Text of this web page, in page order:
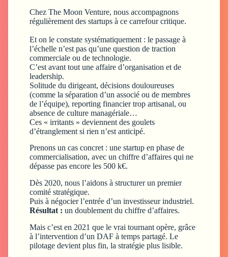
Chez The Moon Venture, nous accompagnons
régulièrement des startups à ce carrefour critique.
Et on le constate systématiquement : le passage à
l’échelle n’est pas qu’une question de traction
commerciale ou de technologie.
C’est avant tout une affaire d’organisation et de
leadership.
Solitude du dirigeant, décisions douloureuses
(comme la séparation d’un associé ou de membres
de l’équipe), reporting financier trop artisanal, ou
absence de culture managériale…
Ces « irritants » deviennent des goulets
d’étranglement si rien n’est anticipé.
Prenons un cas concret : une startup en phase de
commercialisation, avec un chiffre d’affaires qui ne
dépasse pas encore les 500 k€.
Dès 2020, nous l’aidons à structurer un premier
comité stratégique.
Puis à négocier l’entrée d’un investisseur industriel.
Résultat : un doublement du chiffre d’affaires.
Mais c’est en 2021 que le vrai tournant opère, grâce
à l’intervention d’un DAF à temps partagé. Le
pilotage devient plus fin, la stratégie plus lisible.